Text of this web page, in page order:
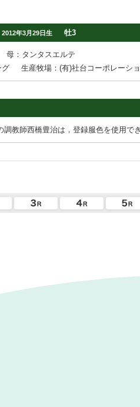
2012年3月29日生 牡3
母：タンタスエルテ
グ
生産牧場：(有)社台コーポレーシ
調教師西橋豊治は，登録服色を使用で